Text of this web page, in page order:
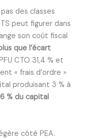
pas des classes
peut figurer dans
son coût fiscal
que l’écart
CTO 31,4 % et
« frais d’ordre »
produisant 3 % à
% du capital
côté PEA.